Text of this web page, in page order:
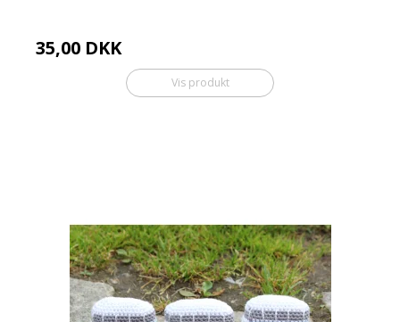
35,00 DKK
Vis produkt